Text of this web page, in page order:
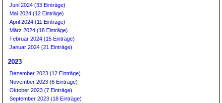
Juni 2024 (33 Einträge)
Mai 2024 (12 Einträge)
April 2024 (11 Einträge)
März 2024 (18 Einträge)
Februar 2024 (15 Einträge)
Januar 2024 (21 Einträge)
2023
Dezember 2023 (12 Einträge)
November 2023 (6 Einträge)
Oktober 2023 (7 Einträge)
September 2023 (18 Einträge)